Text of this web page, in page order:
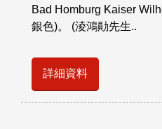
Bad Homburg Kaiser
銀色)。 (淩鴻勛先生..
詳細資料